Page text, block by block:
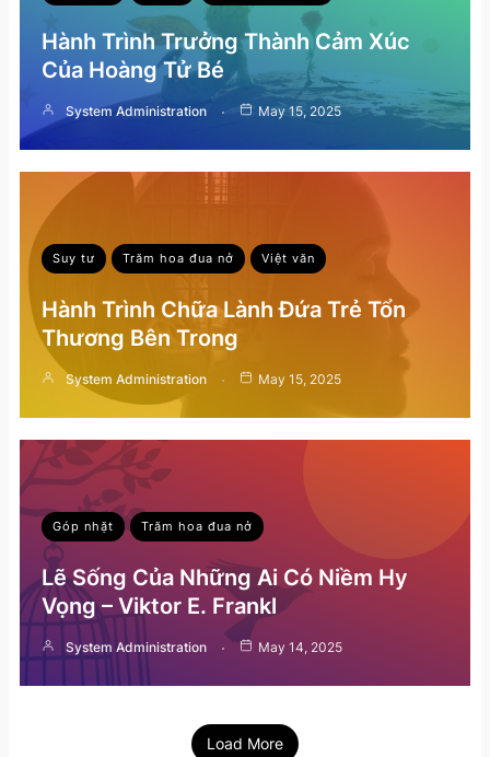
Hành Trình Trưởng Thành Cảm Xúc
Của Hoàng Tử Bé
System Administration May 15, 2025
Suy tư Trăm hoa đua nở Việt văn
Hành Trình Chữa Lành Đứa Trẻ Tổn
Thương Bên Trong
System Administration May 15, 2025
Góp nhặt Trăm hoa đua nở
Lẽ Sống Của Những Ai Có Niềm Hy
Vọng – Viktor E. Frankl
System Administration May 14, 2025
Load More